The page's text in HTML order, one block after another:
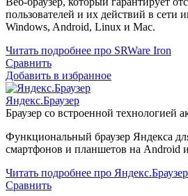
пользователей и их действий в сети
Windows, Android, Linux и Mac.
Читать подробнее про SRWare Iron
Сравнить
Добавить в избранное
Яндекс.Браузер
Браузер со встроенной технологией
Функциональный браузер Яндекса
смартфонов и планшетов на Android
Читать подробнее про Яндекс.Браузер
Сравнить